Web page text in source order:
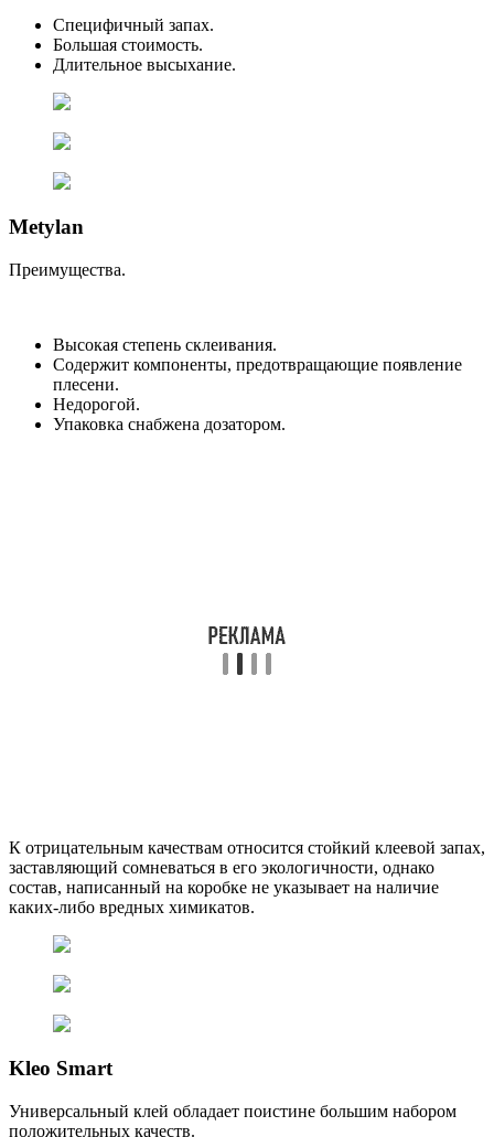
Специфичный запах.
Большая стоимость.
Длительное высыхание.
Metylan
Преимущества.
Высокая степень склеивания.
Содержит компоненты, предотвращающие появление
плесени.
Недорогой.
Упаковка снабжена дозатором.
К отрицательным качествам относится стойкий клеевой запах,
заставляющий сомневаться в его экологичности, однако
состав, написанный на коробке не указывает на наличие
каких-либо вредных химикатов.
Kleo Smart
Универсальный клей обладает поистине большим набором
положительных качеств.